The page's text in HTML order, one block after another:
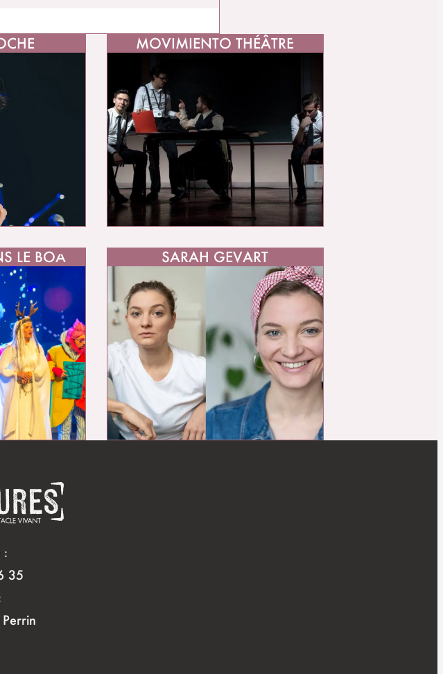
MOVIMIENTO THÉÂTRE
LE BOA SARAH GEVART
:
35